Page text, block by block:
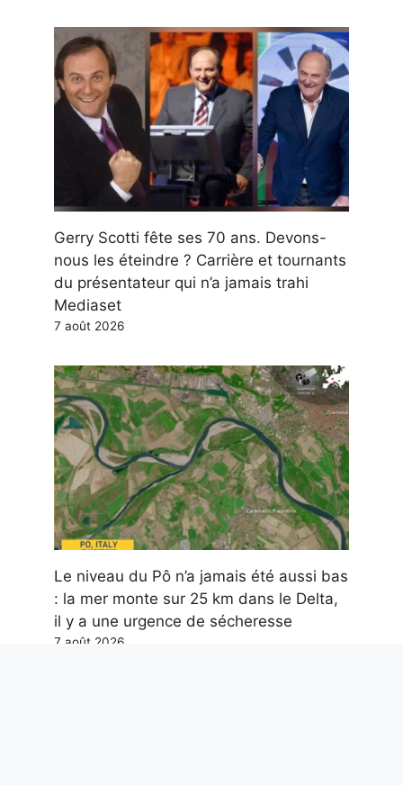
Gerry Scotti fête ses 70 ans. Devons-
nous les éteindre ? Carrière et tournants
du présentateur qui n’a jamais trahi
Mediaset
7 août 2026
Le niveau du Pô n’a jamais été aussi bas
: la mer monte sur 25 km dans le Delta,
il y a une urgence de sécheresse
7 août 2026